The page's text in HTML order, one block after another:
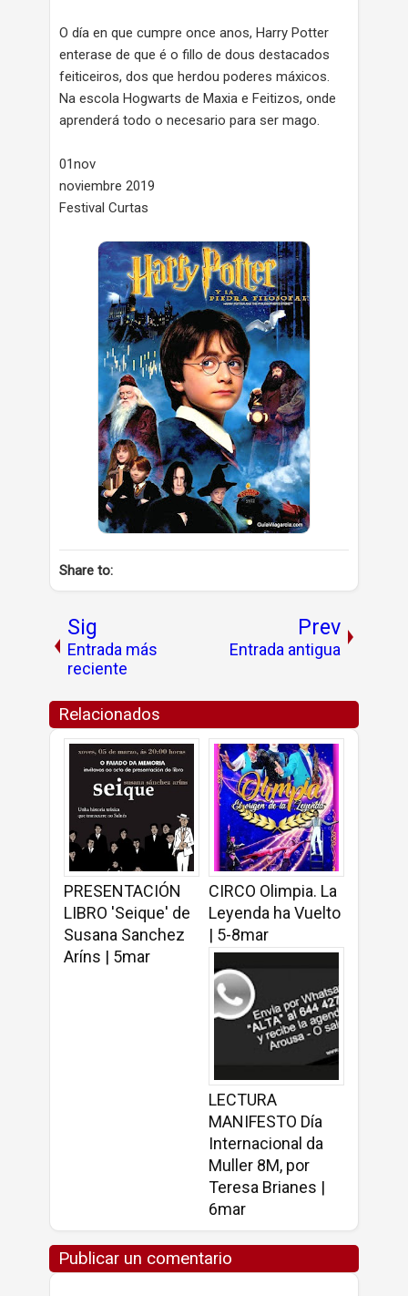
O día en que cumpre once anos, Harry Potter
enterase de que é o fillo de dous destacados
feiticeiros, dos que herdou poderes máxicos.
Na escola Hogwarts de Maxia e Feitizos, onde
aprenderá todo o necesario para ser mago.
01nov
noviembre 2019
Festival Curtas
Share to:
Sig
Entrada más
reciente
Prev
Entrada antigua
Relacionados
PRESENTACIÓN
LIBRO 'Seique' de
Susana Sanchez
Aríns | 5mar
CIRCO Olimpia. La
Leyenda ha Vuelto
| 5-8mar
LECTURA
MANIFESTO Día
Internacional da
Muller 8M, por
Teresa Brianes |
6mar
Publicar un comentario